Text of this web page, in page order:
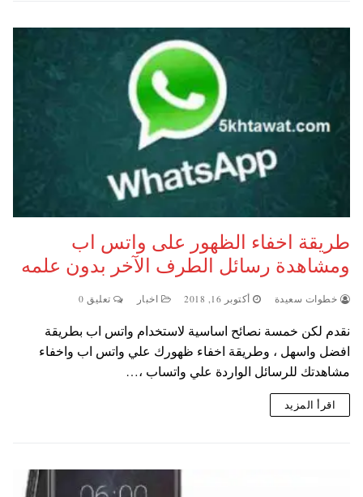
طريقة اخفاء الظهور على واتس اب
ومشاهدة رسائل الطرف الآخر بدون علمه
خطوات سعيدة أكتوبر 16, 2018 اخبار تعليق 0
نقدم لكن خمسة نصائح اساسية لاستخدام واتس اب بطريقة
افضل واسهل ، وطريقة اخفاء ظهورك علي واتس اب واخفاء
مشاهدتك للرسائل الواردة علي واتساب ،…
اقرأ المزيد